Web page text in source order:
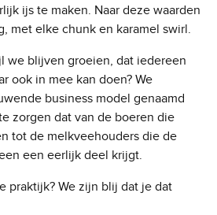
ijs te maken. Naar deze waarden
met elke chunk en karamel swirl.
we blijven groeien, dat iedereen
ook in mee kan doen? We
business model genaamd
zorgen dat van de boeren die
tot de melkveehouders die de
een eerlijk deel krijgt.
praktijk? We zijn blij dat je dat